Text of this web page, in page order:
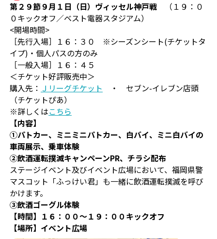
第２９節９月１日（日）ヴィッセル神戸戦 （１９：０
０キックオフ／ベスト電器スタジアム）
<開場時間>
［先行入場］１６：３０ ※シーズンシート(チケットタ
イプ)・個人パスの方のみ
［一般入場］１６：４５
＜チケット好評販売中＞
購入先： Ｊリーグチケット ・ セブン-イレブン店頭
（チケットぴあ）
※詳しくはこちら
【内容】
①パトカー、ミニミニパトカー、白バイ、ミニ白バイの
車両展示、乗車体験
②飲酒運転撲滅キャンペーンPR、チラシ配布
ステージイベント及びイベント広場において、福岡県警
マスコット「ふっけい君」も一緒に飲酒運転撲滅を呼び
かけます。
③飲酒ゴーグル体験
【時間】１６：００～１９：００キックオフ
【場所】イベント広場